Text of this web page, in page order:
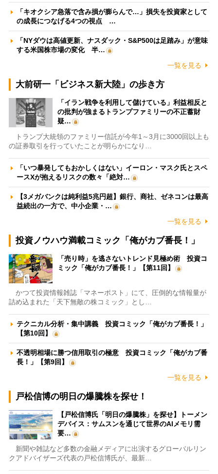
「キオクシア急落で含み損が膨らんで…」損失を投資家として
の成長につなげる4つの視点 …
「NYダウは高値更新、ナスダック・S&P500は足踏み」が意味
する米国株市場の変化 半…
一覧を見る
大前研一「ビジネス新大陸」の歩き方
「イラン戦争を利用して儲けている」利益相反と
の批判が強まるトランプファミリーの不正蓄財
疑…
トランプ大統領のファミリー信託が今年1～3月に3000回以上も
の証券取引を行っていたことが明らかになり…
「いつ暴発してもおかしくはない」イーロン・マスク氏とスペ
ースXが抱えるリスクの数々「絶対…
【3メガバンクは純利益5兆円超】銀行、商社、ゼネコンは最高
益続出の一方で、中小企業・…
一覧を見る
投資ノウハウ満載コミック「俺がカブ番長！」
「売り時」を逃さないトレンド見極め術 投資コ
ミック「俺がカブ番長！」【第11回】
かつて投資情報雑誌「マネーポスト」にて、圧倒的な情報量が
詰め込まれた「天下無敵の株コミック」とし…
テクニカル分析・集中講義 投資コミック「俺がカブ番長！」
【第10回】
不透明相場に勝つ信用取引の極意 投資コミック「俺がカブ番
長！」【第9回】
一覧を見る
戸松信博の明日の爆騰株を探せ！
【戸松信博氏「明日の爆騰株」を探せ】トーメン
デバイス：サムスンを通じて世界のAIメモリ需
要…
新聞や雑誌など多数の金融メディアに出演するグローバルリン
クアドバイザーズ代表の戸松信博氏が、最新…